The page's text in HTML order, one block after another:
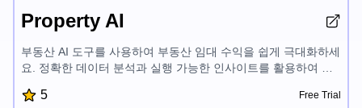
Property AI
부동산 AI 도구를 사용하여 부동산 임대 수익을 쉽게 극대화하세
요. 정확한 데이터 분석과 실행 가능한 인사이트를 활용하여 알
수익 증대를 위한 맞춤형 조언을 받으세요. AI 기반 부동산 인사
5 Free Trial